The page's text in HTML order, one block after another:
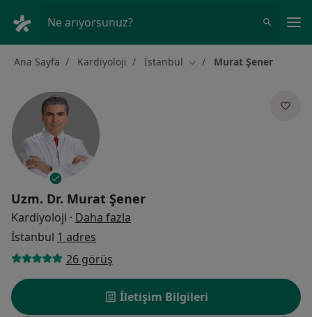
Ne arıyorsunuz?
Ana Sayfa Kardiyoloji İstanbul Şehir değiştir
Murat Şener
Uzm. Dr. Murat Şener
Kardiyoloji · Daha fazla
İstanbul 1 adres
26 görüş
İletişim Bilgileri